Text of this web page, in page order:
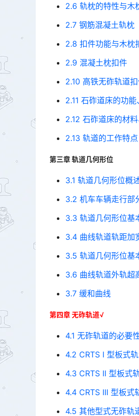
2.6 轨枕的特性与木
2.7 钢筋混凝土轨枕
2.8 扣件功能与木枕
2.9 混凝土枕扣件
2.10 高铁无砟轨道
2.11 石砟道床的功
2.12 石砟道床的材
2.13 轨道的工作特点
第三章 轨道几何形位
3.1 轨道几何形位概
3.2 机车车辆走行部
3.3 轨道几何形位基
3.4 曲线轨道轨距加
3.5 轨道几何形位基
3.6 曲线轨道外轨超
3.7 缓和曲线
第四章 无砟轨道√
4.1 无砟轨道的必要
4.2 CRTS I 型板式
4.3 CRTS II 型板式
4.4 CRTS III 型板式
4.5 其他型式无砟轨